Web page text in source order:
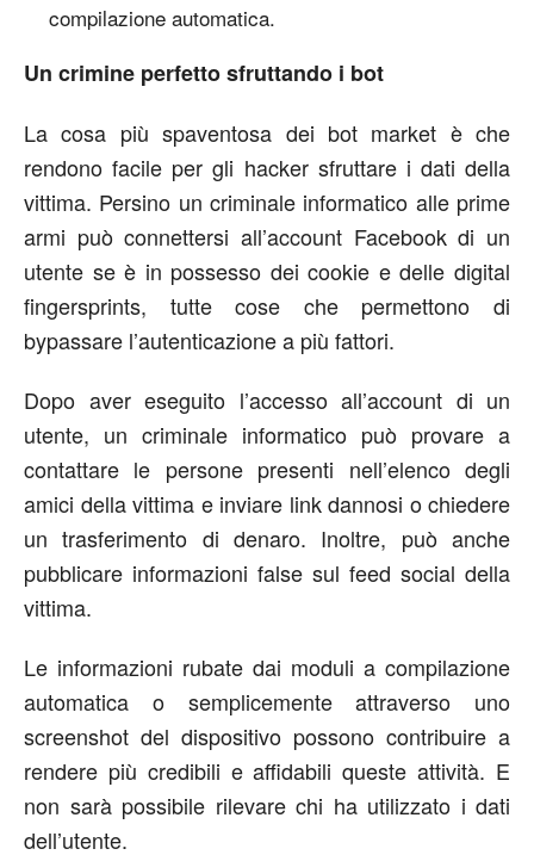
compilazione automatica.
Un crimine perfetto sfruttando i bot
La cosa più spaventosa dei bot market è che
rendono facile per gli hacker sfruttare i dati della
vittima. Persino un criminale informatico alle prime
armi può connettersi all’account Facebook di un
utente se è in possesso dei cookie e delle digital
fingersprints, tutte cose che permettono di
bypassare l’autenticazione a più fattori.
Dopo aver eseguito l’accesso all’account di un
utente, un criminale informatico può provare a
contattare le persone presenti nell’elenco degli
amici della vittima e inviare link dannosi o chiedere
un trasferimento di denaro. Inoltre, può anche
pubblicare informazioni false sul feed social della
vittima.
Le informazioni rubate dai moduli a compilazione
automatica o semplicemente attraverso uno
screenshot del dispositivo possono contribuire a
rendere più credibili e affidabili queste attività. E
non sarà possibile rilevare chi ha utilizzato i dati
dell’utente.